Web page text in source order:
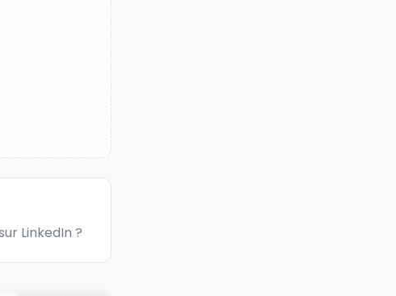
LinkedIn ?